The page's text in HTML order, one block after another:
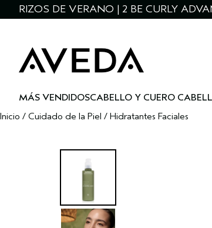
RIZOS DE VERANO | 2 BE CURLY
MÁS VENDIDOSCABELLO Y CUERO
Inicio / Cuidado de la Piel / Hidratantes Faciales